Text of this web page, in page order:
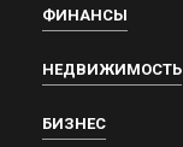
ФИНАНСЫ
НЕДВИЖИМОСТЬ
БИЗНЕС